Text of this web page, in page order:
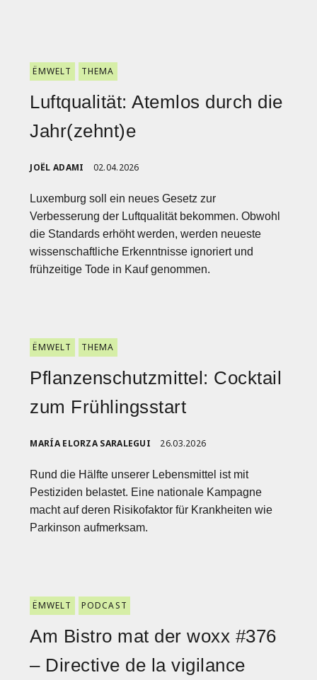
ËMWELT THEMA
Luftqualität: Atemlos durch die
Jahr(zehnt)e
JOËL ADAMI 02.04.2026
Luxemburg soll ein neues Gesetz zur
Verbesserung der Luftqualität bekommen. Obwohl
die Standards erhöht werden, werden neueste
wissenschaftliche Erkenntnisse ignoriert und
frühzeitige Tode in Kauf genommen.
ËMWELT THEMA
Pflanzenschutzmittel: Cocktail
zum Frühlingsstart
MARÍA ELORZA SARALEGUI 26.03.2026
Rund die Hälfte unserer Lebensmittel ist mit
Pestiziden belastet. Eine nationale Kampagne
macht auf deren Risikofaktor für Krankheiten wie
Parkinson aufmerksam.
ËMWELT PODCAST
Am Bistro mat der woxx #376
– Directive de la vigilance